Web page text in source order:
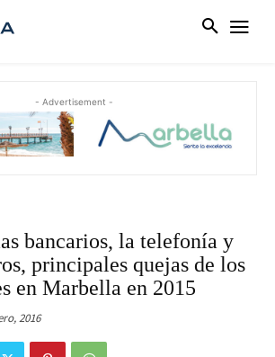
- Advertisement -
bancarios, la telefonía y
principales quejas de los
en Marbella en 2015
2016